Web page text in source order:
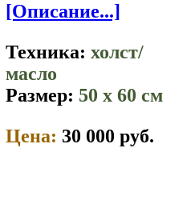
[Описание...]
Техника: холст/
масло
Размер: 50 x 60 см
Цена: 30 000 руб.